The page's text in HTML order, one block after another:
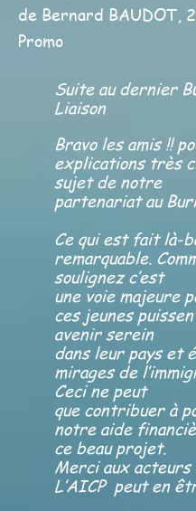
de Bernard BAUDOT,
Promo
Suite au dernier
Liaison
Bravo les amis !!
explications très
sujet de notre
partenariat au
Ce qui est fait là-
remarquable.
soulignez c’est
une voie majeure
ces jeunes
avenir serein
dans leur pays et
mirages de
Ceci ne peut
que contribuer à
notre aide
ce beau projet.
Merci aux
L’AICP peut en